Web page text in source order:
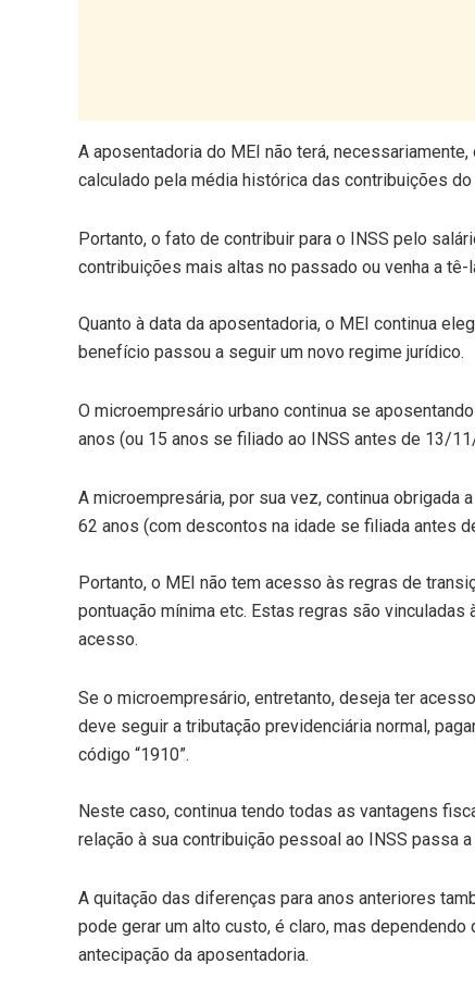
A aposentadoria do MEI não terá,
calculado pela média histórica das contribuições
Portanto, o fato de contribuir para o INSS pelo
contribuições mais altas no passado ou venha a
Quanto à data da aposentadoria, o MEI continua
benefício passou a seguir um novo regime jurídico.
O microempresário urbano continua se
anos (ou 15 anos se filiado ao INSS antes de 13/
A microempresária, por sua vez, continua obrigada
62 anos (com descontos na idade se filiada antes
Portanto, o MEI não tem acesso às regras de
pontuação mínima etc. Estas regras são
acesso.
Se o microempresário, entretanto, deseja ter
deve seguir a tributação previdenciária normal,
código “1910”.
Neste caso, continua tendo todas as vantagens
relação à sua contribuição pessoal ao INSS passa
A quitação das diferenças para anos anteriores
pode gerar um alto custo, é claro, mas
antecipação da aposentadoria.